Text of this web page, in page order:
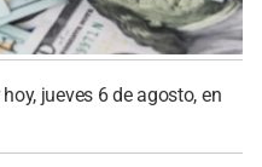
jueves 6 de agosto, en